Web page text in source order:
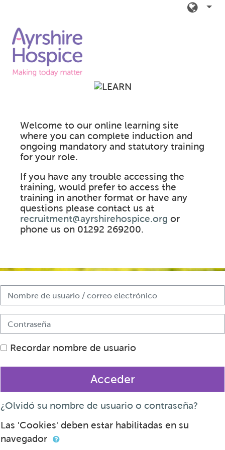
Salta al contenido principal
Welcome to our online learning site
where you can complete induction and
ongoing mandatory and statutory training
for your role.
If you have any trouble accessing the
training, would prefer to access the
training in another format or have any
questions please contact us at
recruitment@ayrshirehospice.org or
phone us on 01292 269200.
Nombre de usuario / correo electrónico
Contraseña
Recordar nombre de usuario
Acceder
¿Olvidó su nombre de usuario o contraseña?
Las 'Cookies' deben estar habilitadas en su
navegador